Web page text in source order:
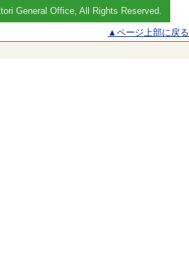
General Office, All Rights Reserved.
▲ページ上部に戻る